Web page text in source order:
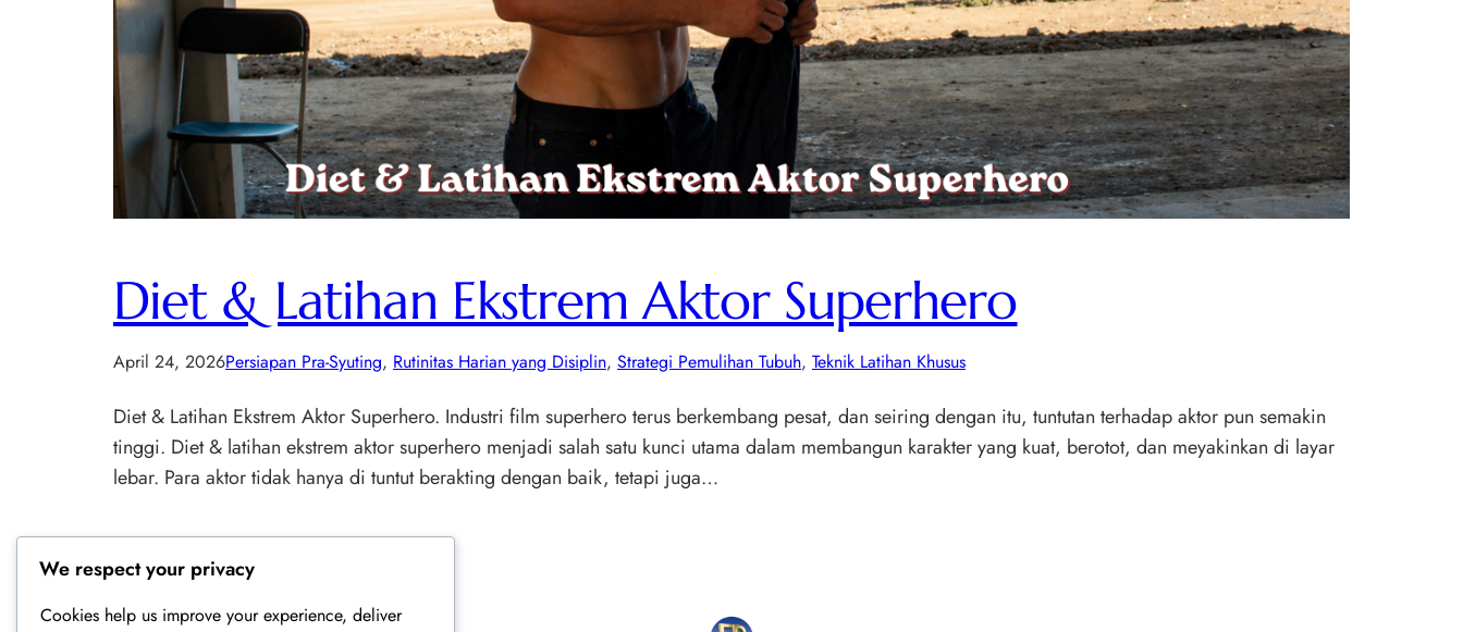
Diet & Latihan Ekstrem Aktor Superhero
April 24, 2026Persiapan Pra-Syuting, Rutinitas Harian yang Disiplin, Strategi Pemulihan Tubuh, Teknik Latihan Khusus
Diet & Latihan Ekstrem Aktor Superhero. Industri film superhero terus berkembang pesat, dan seiring dengan itu, tuntutan terhadap aktor pun semakin
tinggi. Diet & latihan ekstrem aktor superhero menjadi salah satu kunci utama dalam membangun karakter yang kuat, berotot, dan meyakinkan di layar
lebar. Para aktor tidak hanya di tuntut berakting dengan baik, tetapi juga…
We respect your privacy
Cookies help us improve your experience, deliver